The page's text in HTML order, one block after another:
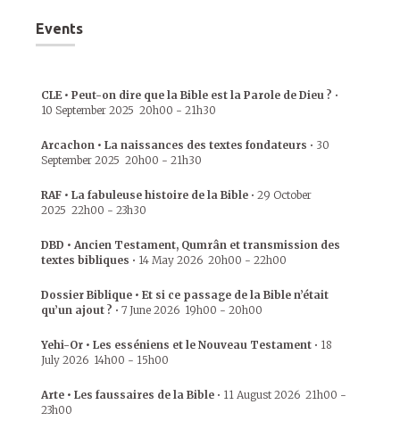
Events
CLE • Peut-on dire que la Bible est la Parole de Dieu ? •
10 September 2025 20h00 - 21h30
Arcachon • La naissances des textes fondateurs • 30
September 2025 20h00 - 21h30
RAF • La fabuleuse histoire de la Bible • 29 October
2025 22h00 - 23h30
DBD • Ancien Testament, Qumrân et transmission des
textes bibliques • 14 May 2026 20h00 - 22h00
Dossier Biblique • Et si ce passage de la Bible n’était
qu’un ajout ? • 7 June 2026 19h00 - 20h00
Yehi-Or • Les esséniens et le Nouveau Testament • 18
July 2026 14h00 - 15h00
Arte • Les faussaires de la Bible • 11 August 2026 21h00 -
23h00